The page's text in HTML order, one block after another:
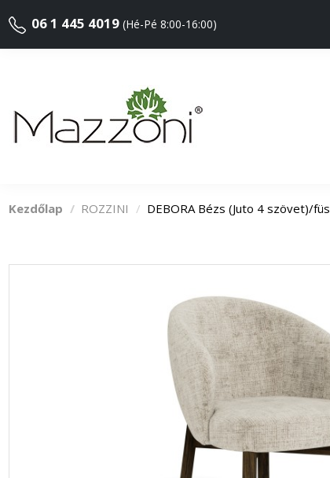
06 1 445 4019 (Hé-Pé 8:00-16:00)
Kezdőlap ROZZINI DEBORA Bézs (Juto 4 szövet)/